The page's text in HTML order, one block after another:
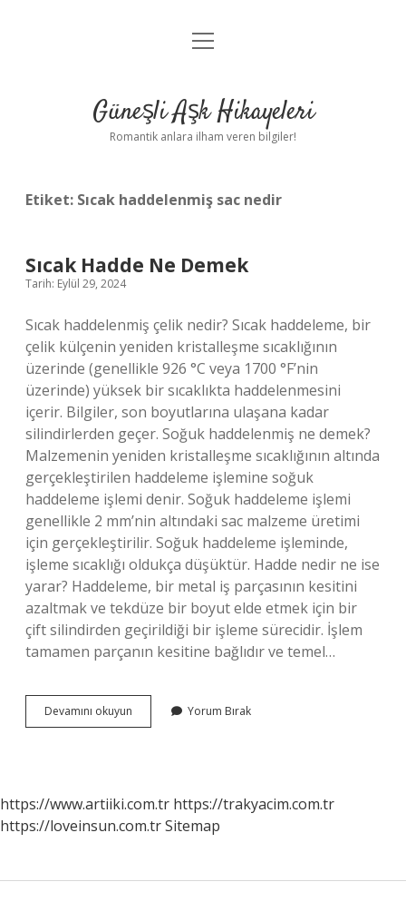
Anasayfa
Yasal Uyarı
menüyü
Güneşli Aşk Hikayeleri
Romantik anlara ilham veren bilgiler!
Etiket: Sıcak haddelenmiş sac nedir
Sıcak Hadde Ne Demek
Tarih: Eylül 29, 2024
Sıcak haddelenmiş çelik nedir? Sıcak haddeleme, bir
çelik külçenin yeniden kristalleşme sıcaklığının
üzerinde (genellikle 926 °C veya 1700 °F’nin
üzerinde) yüksek bir sıcaklıkta haddelenmesini
içerir. Bilgiler, son boyutlarına ulaşana kadar
silindirlerden geçer. Soğuk haddelenmiş ne demek?
Malzemenin yeniden kristalleşme sıcaklığının altında
gerçekleştirilen haddeleme işlemine soğuk
haddeleme işlemi denir. Soğuk haddeleme işlemi
genellikle 2 mm’nin altındaki sac malzeme üretimi
için gerçekleştirilir. Soğuk haddeleme işleminde,
işleme sıcaklığı oldukça düşüktür. Hadde nedir ne ise
yarar? Haddeleme, bir metal iş parçasının kesitini
azaltmak ve tekdüze bir boyut elde etmek için bir
çift silindirden geçirildiği bir işleme sürecidir. İşlem
tamamen parçanın kesitine bağlıdır ve temel…
Devamını okuyun
Hadde
Yorum Bırak
https://www.artiiki.com.tr https://trakyacim.com.tr
https://loveinsun.com.trSitemap